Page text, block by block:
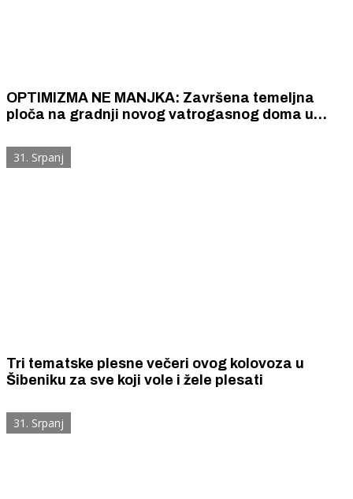
OPTIMIZMA NE MANJKA: Završena temeljna
ploča na gradnji novog vatrogasnog doma u
31. Srpanj
Tri tematske plesne večeri ovog kolovoza u
Šibeniku za sve koji vole i žele plesati
31. Srpanj